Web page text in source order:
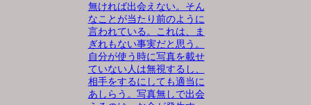
無ければ出会えない。そん
なことが当たり前のように
言われている。これは、ま
ぎれもない事実だと思う。
自分が使う時に写真を載せ
ていない人は無視するし、
相手をするにしても適当に
あしらう。写真無しで出会